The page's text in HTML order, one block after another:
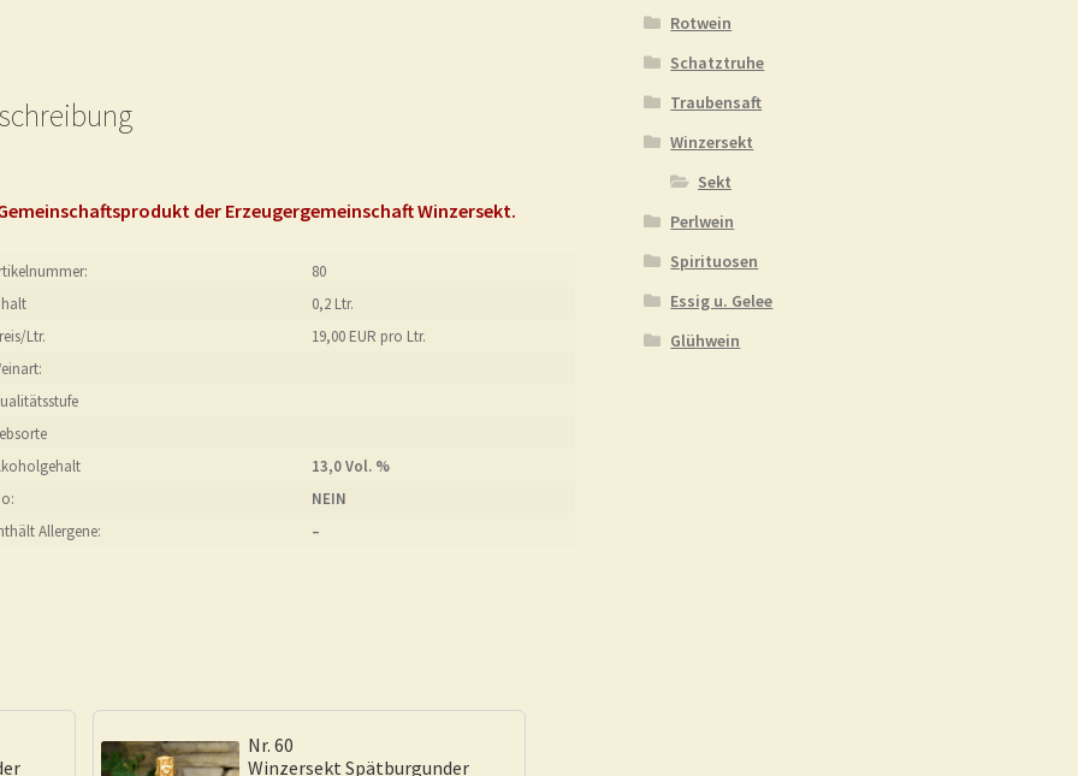
der Erzeugergemeinschaft Winzersekt.
80
0,2 Ltr.
Ltr.
19,00 EUR pro Ltr.
13,0 Vol. %
NEIN
Allergene:
–
Nr. 60
Winzersekt Spätburgunder
Rotwein
Schatztruhe
Traubensaft
Winzersekt
Sekt
Perlwein
Spirituosen
Essig u. Gelee
Glühwein